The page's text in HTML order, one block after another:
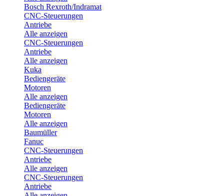
Bosch Rexroth/Indramat
CNC-Steuerungen
Antriebe
Alle anzeigen
CNC-Steuerungen
Antriebe
Alle anzeigen
Kuka
Bediengeräte
Motoren
Alle anzeigen
Bediengeräte
Motoren
Alle anzeigen
Baumüller
Fanuc
CNC-Steuerungen
Antriebe
Alle anzeigen
CNC-Steuerungen
Antriebe